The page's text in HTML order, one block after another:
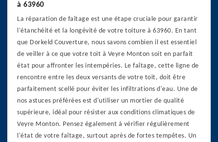
à 63960
La réparation de faîtage est une étape cruciale pour garantir
l'étanchéité et la longévité de votre toiture à 63960. En tant
que Dorkeld Couverture, nous savons combien il est essentiel
de veiller à ce que votre toit à Veyre Monton soit en parfait
état pour affronter les intempéries. Le faîtage, cette ligne de
rencontre entre les deux versants de votre toit, doit être
parfaitement scellé pour éviter les infiltrations d'eau. Une de
nos astuces préférées est d'utiliser un mortier de qualité
supérieure, idéal pour résister aux conditions climatiques de
Veyre Monton. Pensez également à vérifier régulièrement
l'état de votre faîtage, surtout après de fortes tempêtes. Un